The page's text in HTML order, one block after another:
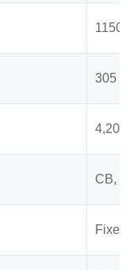
305
CB,
Fixe,